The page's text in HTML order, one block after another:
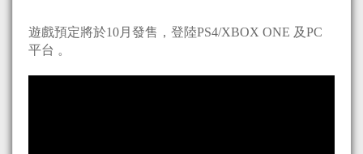
遊戲預定將於10月發售，登陸PS4/XBOX ONE 及PC
平台 。